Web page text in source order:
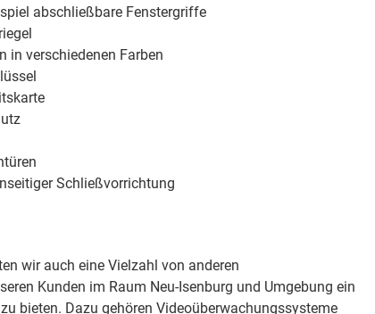
abschließbare Fenstergriffe
in verschiedenen Farben
Schließvorrichtung
wir auch eine Vielzahl von anderen
Kunden im Raum Neu-Isenburg und Umgebung ein
bieten. Dazu gehören Videoüberwachungssysteme